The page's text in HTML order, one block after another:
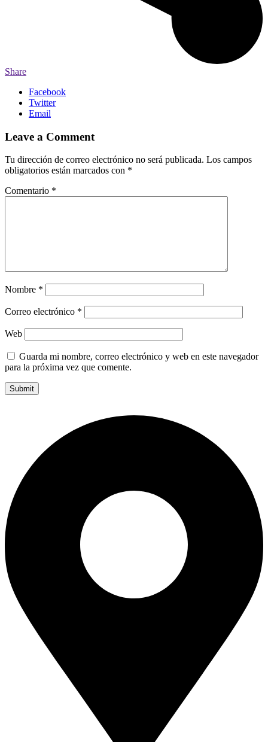
Share
Facebook
Twitter
Email
Leave a Comment
Tu dirección de correo electrónico no será publicada. Los campos
obligatorios están marcados con *
Comentario *
Nombre *
Correo electrónico *
Web
Guarda mi nombre, correo electrónico y web en este navegador
para la próxima vez que comente.